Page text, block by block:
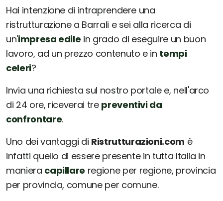
Hai intenzione di intraprendere una
ristrutturazione a Barrali e sei alla ricerca di
un'impresa edile in grado di eseguire un buon
lavoro, ad un prezzo contenuto e in tempi
celeri?
Invia una richiesta sul nostro portale e, nell'arco
di 24 ore, riceverai tre preventivi da
confrontare.
Uno dei vantaggi di Ristrutturazioni.com è
infatti quello di essere presente in tutta Italia in
maniera capillare regione per regione, provincia
per provincia, comune per comune.